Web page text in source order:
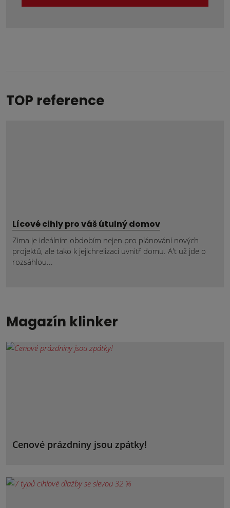
TOP reference
Lícové cihly pro váš útulný domov
Zima je ideálním obdobím nejen pro plánování nových
projektů, ale tako k jejichrelizaci uvnitř domu. A't už jde o
rozsáhlou...
Magazín klinker
Cenové prázdniny jsou zpátky!